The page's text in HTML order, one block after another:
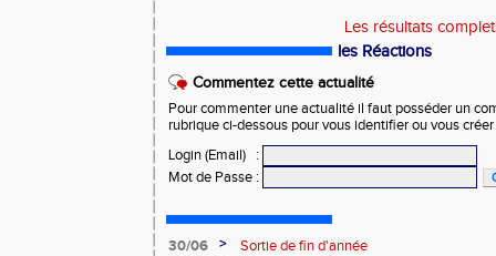
Les résultats
les Réactions
Commentez cette actualité
Pour commenter une actualité il faut posséder un
rubrique ci-dessous pour vous identifier ou vous
Login (Email)
:
Mot de Passe :
30/06 >
Sortie de fin d'année